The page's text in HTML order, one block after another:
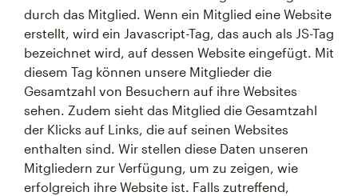
durch das Mitglied. Wenn ein Mitglied eine Website
erstellt, wird ein Javascript-Tag, das auch als JS-Tag
bezeichnet wird, auf dessen Website eingefügt. Mit
diesem Tag können unsere Mitglieder die
Gesamtzahl von Besuchern auf ihre Websites
sehen. Zudem sieht das Mitglied die Gesamtzahl
der Klicks auf Links, die auf seinen Websites
enthalten sind. Wir stellen diese Daten unseren
Mitgliedern zur Verfügung, um zu zeigen, wie
erfolgreich ihre Website ist. Falls zutreffend,